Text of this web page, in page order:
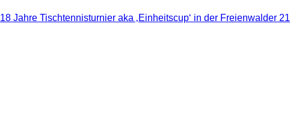
18 Jahre Tischtennisturnier aka ‚Einheitscup‘ in der Freienwalder 21